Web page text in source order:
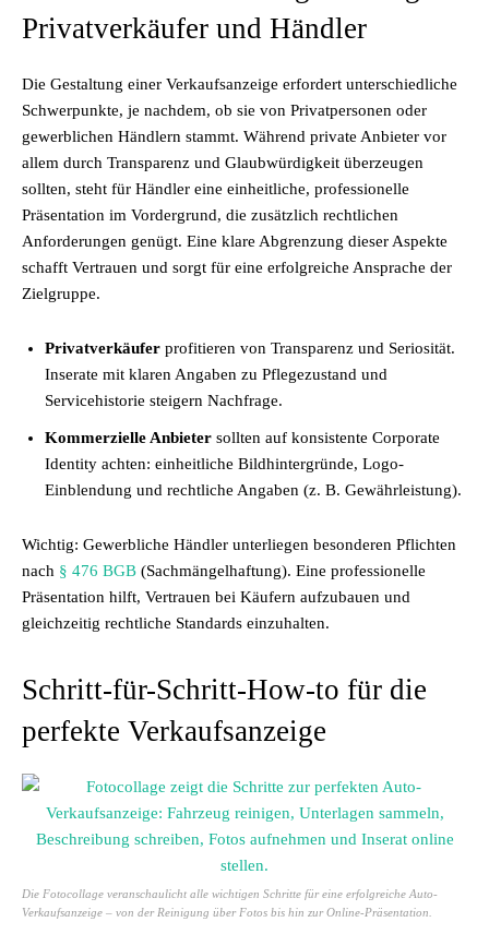
Privatverkäufer und Händler
Die Gestaltung einer Verkaufsanzeige erfordert unterschiedliche
Schwerpunkte, je nachdem, ob sie von Privatpersonen oder
gewerblichen Händlern stammt. Während private Anbieter vor
allem durch Transparenz und Glaubwürdigkeit überzeugen
sollten, steht für Händler eine einheitliche, professionelle
Präsentation im Vordergrund, die zusätzlich rechtlichen
Anforderungen genügt. Eine klare Abgrenzung dieser Aspekte
schafft Vertrauen und sorgt für eine erfolgreiche Ansprache der
Zielgruppe.
Privatverkäufer profitieren von Transparenz und Seriosität.
Inserate mit klaren Angaben zu Pflegezustand und
Servicehistorie steigern Nachfrage.
Kommerzielle Anbieter sollten auf konsistente Corporate
Identity achten: einheitliche Bildhintergründe, Logo-
Einblendung und rechtliche Angaben (z. B. Gewährleistung).
Wichtig: Gewerbliche Händler unterliegen besonderen Pflichten
nach § 476 BGB (Sachmängelhaftung). Eine professionelle
Präsentation hilft, Vertrauen bei Käufern aufzubauen und
gleichzeitig rechtliche Standards einzuhalten.
Schritt-für-Schritt-How-to für die
perfekte Verkaufsanzeige
Die Fotocollage veranschaulicht alle wichtigen Schritte für eine erfolgreiche Auto-
Verkaufsanzeige – von der Reinigung über Fotos bis hin zur Online-Präsentation.